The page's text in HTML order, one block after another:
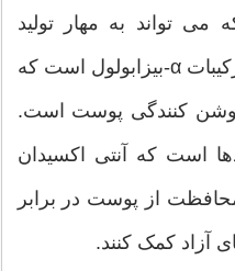
می تواند به مهار تولید
ملانین کمک کند. یکی از این ترکیبات α-بیزابولول است که
کنندگی پوست است.
است که آنتی اکسیدان
از پوست در برابر
آزاد کمک کنند.